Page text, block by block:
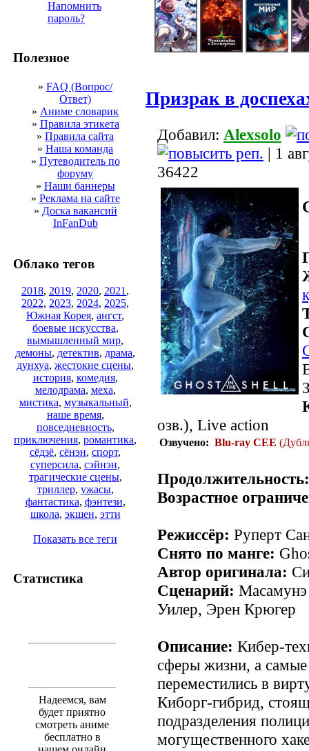
Напомнить
пароль?
Полезное
» FAQ (Вопрос/
Ответ)
» Аниме словарик
» Правила этикета
» Правила сайта
» Наша команда
» Путеводитель по
форуму
» Наши баннеры
» Реклама на сайте
» Доска вакансий
InFanDub
Облако тегов
2018, 2019, 2020, 2021 ,
2022, 2023, 2024, 2025,
Южная Корея, ангст,
боевые искусства,
вымышленный мир,
демоны, детектив, драма,
дунхуа, жестокие сцены,
история, комедия,
мелодрама, меха,
мистика, музыкальный,
наше время,
повседневность,
приключения, романтика,
сёдзё, сёнэн, спорт,
суперсила, сэйнэн,
трагические сцены,
триллер, ужасы,
фантастика, фэнтези,
школа, экшен, этти
Показать все теги
Статистика
Надеемся, вам
будет приятно
смотреть аниме
бесплатно в
Призрак в
Добавил: Alexsolo
| 1
36422
озв.), Live action
Озвучено: Blu-ray CEE
Продолжительность:
Возрастное
Режиссёр: Руперт
Снято по манге:
Автор оригинала:
Сценарий:
Уилер, Эрен Крюгер
Описание: Кибер-
сферы жизни, а
переместились в
Киборг-гибрид,
подразделения
могущественного